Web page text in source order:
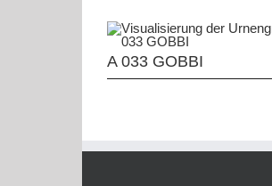
A 033 GOBBI